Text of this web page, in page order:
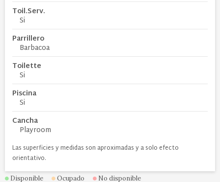
Toil.Serv.
Si
Parrillero
Barbacoa
Toilette
Si
Piscina
Si
Cancha
Playroom
Las superficies y medidas son aproximadas y a solo efecto
orientativo.
Disponible Ocupado No disponible